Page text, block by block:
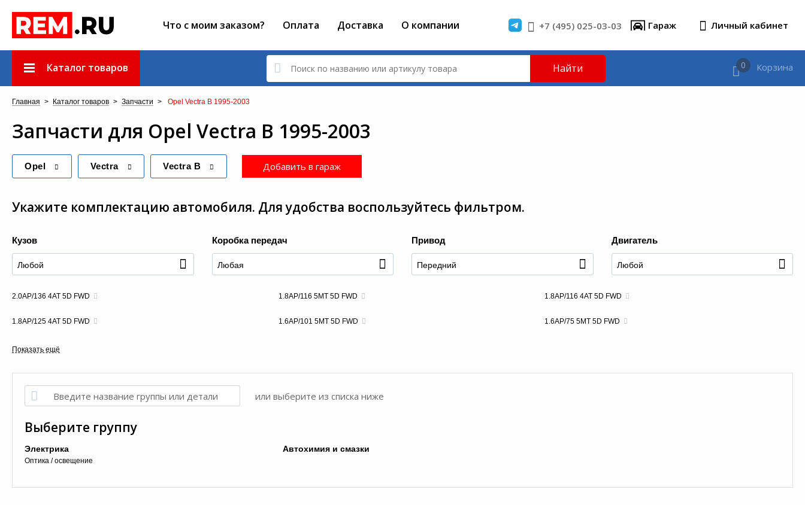
Что с моим заказом? Оплата Доставка О компании +7 (495) 025-03-03 Гараж Личный кабинет
Каталог товаров Найти 0 Корзина
Главная > Каталог товаров > Запчасти > Opel Vectra B 1995-2003
Запчасти для Opel Vectra B 1995-2003
Opel Vectra Vectra B Добавить в гараж
Укажите комплектацию автомобиля. Для удобства воспользуйтесь фильтром.
Кузов Коробка передач Привод Двигатель
2.0AP/136 4AT 5D FWD 1.8AP/116 5MT 5D FWD 1.8AP/116 4AT 5D FWD
1.8AP/125 4AT 5D FWD 1.6AP/101 5MT 5D FWD 1.6AP/75 5MT 5D FWD
или выберите из списка ниже
Выберите группу
Электрика
Оптика / освещение
Автохимия и смазки